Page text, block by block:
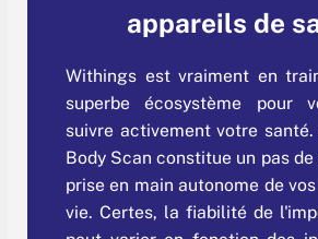
appareils de
Withings est vraiment en
superbe écosystème pour
suivre activement votre
Body Scan constitue un pas de
prise en main autonome de
vie. Certes, la fiabilité de